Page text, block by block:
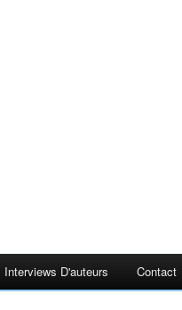
Interviews D'auteurs Contact